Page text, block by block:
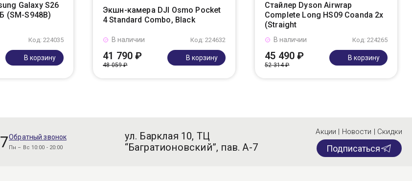
Galaxy S26
(SM-S948B)
Код: 224035
В корзину
Экшн-камера DJI Osmo Pocket
4 Standard Combo, Black
Код: 224632
В наличии
41 790 ₽
48 059 ₽
В корзину
Стайлер Dyson Airwrap
Complete Long HS09 Coanda 2x
(Straight
Код: 224265
В наличии
45 490 ₽
52 314 ₽
В корзину
Обратный звонок
Пн – Вс 10:00 - 20:00
ул. Барклая 10, ТЦ
“Багратионовский”, пав. А-7
Акции | Новости | Скидки
Подписаться